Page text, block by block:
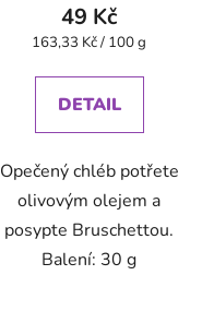
49 Kč
Měrná
163,33 Kč / 100 g
DETAIL
Opečený chléb potřete
olivovým olejem a
posypte Bruschettou.
Balení: 30 g